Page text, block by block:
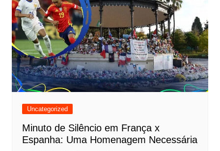
Uncategorized
Minuto de Silêncio em França x
Espanha: Uma Homenagem Necessária